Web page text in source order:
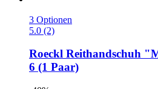
3 Optionen
5.0 (2)
Roeckl Reithandschuh
6 (1 Paar)